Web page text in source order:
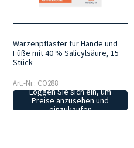
Warzenpflaster für Hände und
Füße mit 40 % Salicylsäure, 15
Stück
Art.-Nr.: CO288
Loggen Sie sich ein, um
Preise anzusehen und
einzukaufen